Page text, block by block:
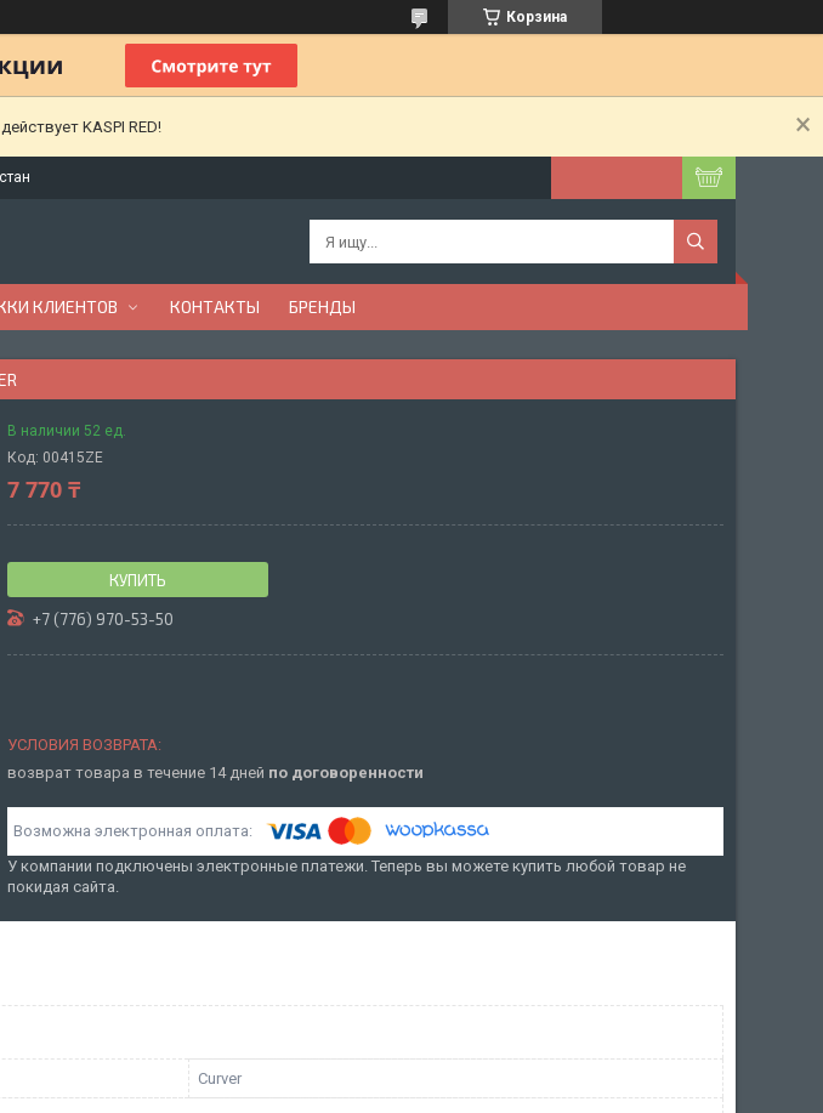
Корзина
KASPI RED!
КЛИЕНТОВ КОНТАКТЫ БРЕНДЫ
В наличии 52 ед.
Код: 00415ZE
7 770 ₸
КУПИТЬ
+7 (776) 970-53-50
возврат товара в течение 14 дней по договоренности
У компании подключены электронные платежи. Теперь вы можете купить любой товар не
покидая сайта.
Curver